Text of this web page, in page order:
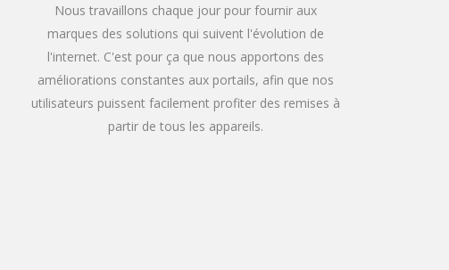
Nous travaillons chaque jour pour fournir aux
marques des solutions qui suivent l'évolution de
l'internet. C'est pour ça que nous apportons des
améliorations constantes aux portails, afin que nos
utilisateurs puissent facilement profiter des remises à
partir de tous les appareils.